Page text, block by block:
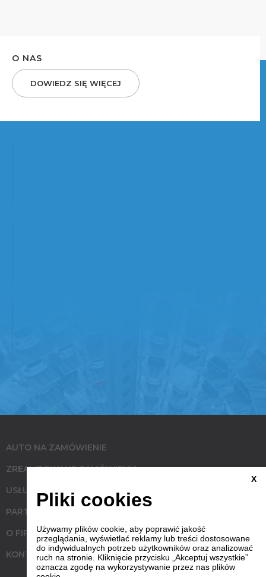
O NAS
DOWIEDZ SIĘ WIĘCEJ
AUTO NA ZAMÓWIENIE
ZREALIZOWANE ZAMÓWIENIA
USŁUGI
PARTNERZY
O FIRMIE
KONTAKT
X
Pliki cookies
Używamy plików cookie, aby poprawić jakość
przeglądania, wyświetlać reklamy lub treści dostosowane
do indywidualnych potrzeb użytkowników oraz analizować
ruch na stronie. Kliknięcie przycisku „Akceptuj wszystkie”
oznacza zgodę na wykorzystywanie przez nas plików